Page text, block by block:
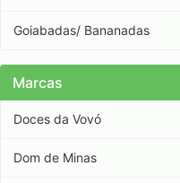
Goiabadas/ Bananadas
Marcas
Doces da Vovó
Dom de Minas